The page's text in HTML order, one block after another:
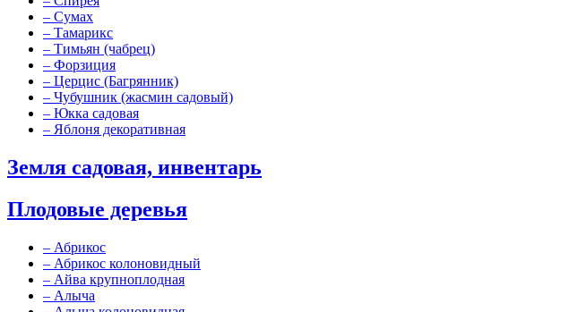
– Сумах
– Тамарикс
– Тимьян (чабрец)
– Форзиция
– Церцис (Багрянник)
– Чубушник (жасмин садовый)
– Юкка садовая
– Яблоня декоративная
Земля садовая, инвентарь
Плодовые деревья
– Абрикос
– Абрикос колоновидный
– Айва крупноплодная
– Алыча